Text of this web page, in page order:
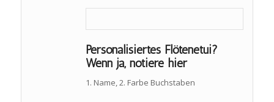
Personalisiertes Flötenetui?
Wenn ja, notiere hier
1. Name, 2. Farbe Buchstaben